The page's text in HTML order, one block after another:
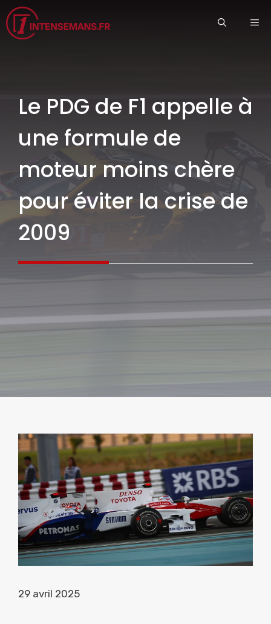
Aller
au
contenu
Le PDG de F1 appelle à
une formule de
moteur moins chère
pour éviter la crise de
2009
29 avril 2025